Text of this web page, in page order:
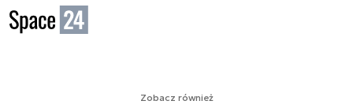
Zobacz również